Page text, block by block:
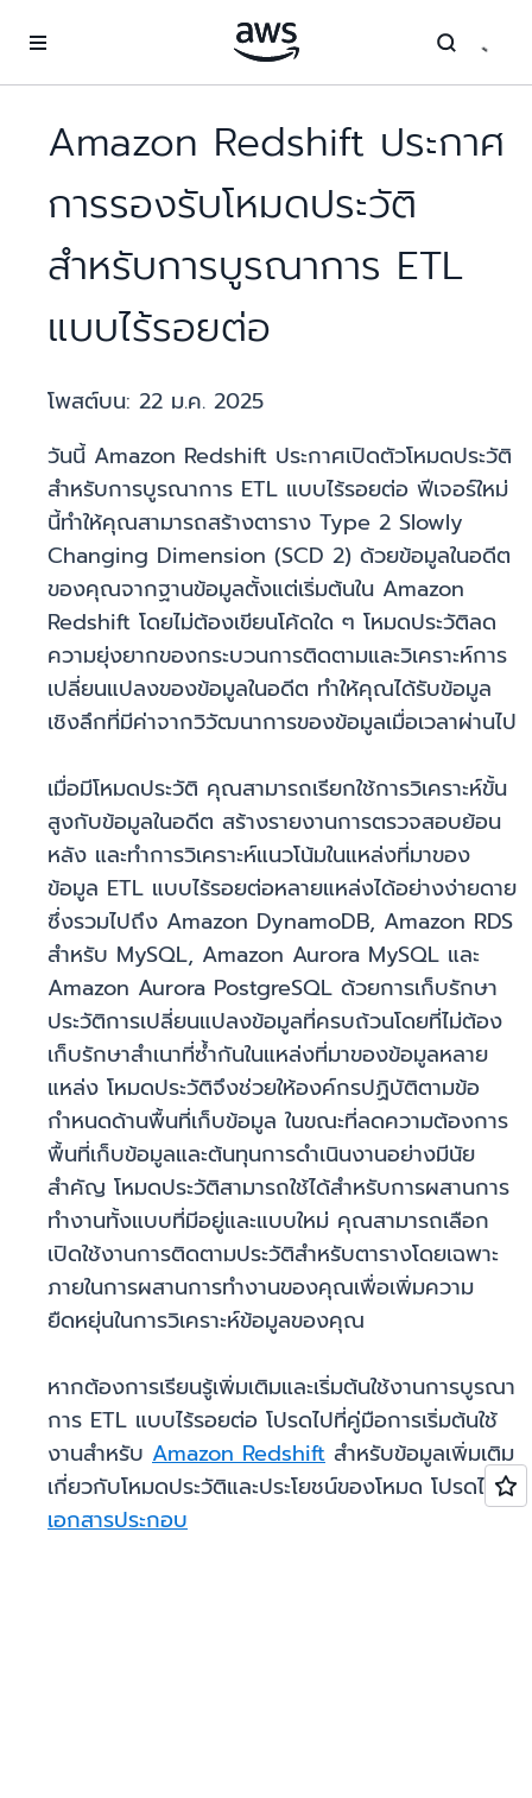
Amazon Redshift ประกาศ
การรองรับโหมดประวัติ
สำหรับการบูรณาการ ETL
แบบไร้รอยต่อ
โพสต์บน: 22 ม.ค. 2025
วันนี้ Amazon Redshift ประกาศเปิดตัวโหมดประวัติ
สำหรับการบูรณาการ ETL แบบไร้รอยต่อ ฟีเจอร์ใหม่
นี้ทำให้คุณสามารถสร้างตาราง Type 2 Slowly
Changing Dimension (SCD 2) ด้วยข้อมูลในอดีต
ของคุณจากฐานข้อมูลตั้งแต่เริ่มต้นใน Amazon
Redshift โดยไม่ต้องเขียนโค้ดใด ๆ โหมดประวัติลด
ความยุ่งยากของกระบวนการติดตามและวิเคราะห์การ
เปลี่ยนแปลงของข้อมูลในอดีต ทำให้คุณได้รับข้อมูล
เชิงลึกที่มีค่าจากวิวัฒนาการของข้อมูลเมื่อเวลาผ่านไป
เมื่อมีโหมดประวัติ คุณสามารถเรียกใช้การวิเคราะห์ขั้น
สูงกับข้อมูลในอดีต สร้างรายงานการตรวจสอบย้อน
หลัง และทำการวิเคราะห์แนวโน้มในแหล่งที่มาของ
ข้อมูล ETL แบบไร้รอยต่อหลายแหล่งได้อย่างง่ายดาย
ซึ่งรวมไปถึง Amazon DynamoDB, Amazon RDS
สำหรับ MySQL, Amazon Aurora MySQL และ
Amazon Aurora PostgreSQL ด้วยการเก็บรักษา
ประวัติการเปลี่ยนแปลงข้อมูลที่ครบถ้วนโดยที่ไม่ต้อง
เก็บรักษาสำเนาที่ซ้ำกันในแหล่งที่มาของข้อมูลหลาย
แหล่ง โหมดประวัติจึงช่วยให้องค์กรปฏิบัติตามข้อ
กำหนดด้านพื้นที่เก็บข้อมูล ในขณะที่ลดความต้องการ
พื้นที่เก็บข้อมูลและต้นทุนการดำเนินงานอย่างมีนัย
สำคัญ โหมดประวัติสามารถใช้ได้สำหรับการผสานการ
ทำงานทั้งแบบที่มีอยู่และแบบใหม่ คุณสามารถเลือก
เปิดใช้งานการติดตามประวัติสำหรับตารางโดยเฉพาะ
ภายในการผสานการทำงานของคุณเพื่อเพิ่มความ
ยืดหยุ่นในการวิเคราะห์ข้อมูลของคุณ
หากต้องการเรียนรู้เพิ่มเติมและเริ่มต้นใช้งานการบูรณา
การ ETL แบบไร้รอยต่อ โปรดไปที่คู่มือการเริ่มต้นใช้
งานสำหรับ Amazon Redshift สำหรับข้อมูลเพิ่มเติม
เกี่ยวกับโหมดประวัติและประโยชน์ของโหมด โปรดไปที่
เอกสารประกอบ